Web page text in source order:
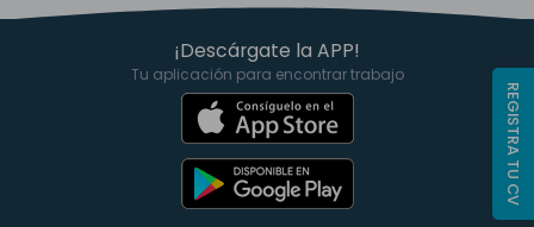
¡Descárgate la APP!
Tu aplicación para encontrar trabajo
REGISTRA TU CV